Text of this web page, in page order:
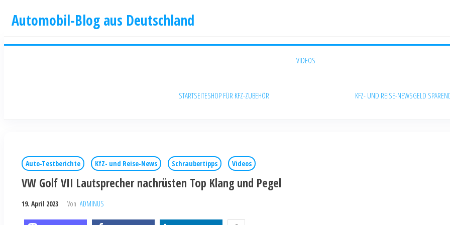
Automobil-Blog aus Deutschland
STARTSEITESHOP FÜR KFZ-ZUBEHÖR
VIDEOS
KFZ- UND REISE-NEWSGELD SPAREN
Auto-Testberichte KfZ- und Reise-News Schraubertipps Videos
VW Golf VII Lautsprecher nachrüsten Top Klang und Pegel
19. April 2023 Von ADMINUS